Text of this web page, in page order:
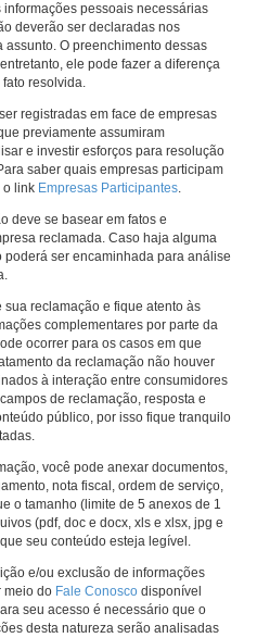
pessoais necessárias
deverão ser declaradas nos
O preenchimento dessas
ele pode fazer a diferença
resolvida.
registradas em face de empresas
previamente assumiram
e investir esforços para resolução
saber quais empresas participam
o link Empresas Participantes.
deve se basear em fatos e
reclamada. Caso haja alguma
ser encaminhada para análise
reclamação e fique atento às
complementares por parte da
ocorrer para os casos em que
da reclamação não houver
à interação entre consumidores
de reclamação, resposta e
público, por isso fique tranquilo
você pode anexar documentos,
nota fiscal, ordem de serviço,
o tamanho (limite de 5 anexos de 1
(pdf, doc e docx, xls e xlsx, jpg e
seu conteúdo esteja legível.
e/ou exclusão de informações
meio do Fale Conosco disponível
seu acesso é necessário que o
desta natureza serão analisadas